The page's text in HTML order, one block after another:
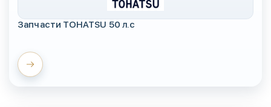
Запчасти TOHATSU 50 л.с